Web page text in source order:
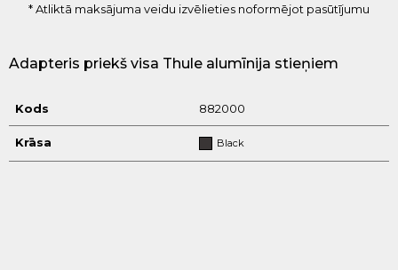
* Atliktā maksājuma veidu izvēlieties noformējot pasūtījumu
Adapteris priekš visa Thule alumīnija stieņiem
Kods 882000
Krāsa Black